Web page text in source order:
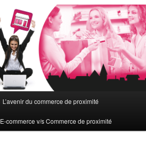
L’avenir du commerce de proximité
E-commerce v/s Commerce de proximité